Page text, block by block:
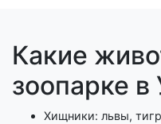
Какие
зоопарке
Хищники: львы,